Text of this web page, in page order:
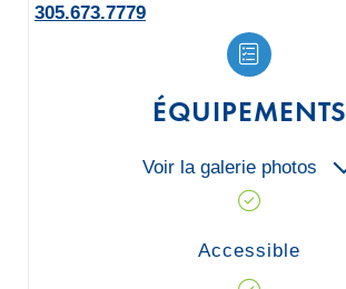
305.673.7779
ÉQUIPEMENTS
Voir la galerie photos
Accessible